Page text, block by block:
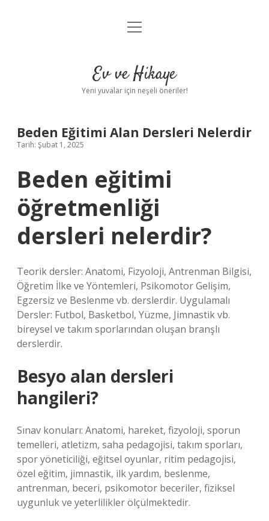
Anasayfa
Yasal Uyarı
menüyü
Ev ve Hikaye
Yeni yuvalar için neşeli öneriler!
Beden Eğitimi Alan Dersleri Nelerdir
Tarih: Şubat 1, 2025
Beden eğitimi
öğretmenliği
dersleri nelerdir?
Teorik dersler: Anatomi, Fizyoloji, Antrenman Bilgisi,
Öğretim İlke ve Yöntemleri, Psikomotor Gelişim,
Egzersiz ve Beslenme vb. derslerdir. Uygulamalı
Dersler: Futbol, ​​Basketbol, ​​Yüzme, Jimnastik vb.
bireysel ve takım sporlarından oluşan branşlı
derslerdir.
Besyo alan dersleri
hangileri?
Sınav konuları: Anatomi, hareket, fizyoloji, sporun
temelleri, atletizm, saha pedagojisi, takım sporları,
spor yöneticiliği, eğitsel oyunlar, ritim pedagojisi,
özel eğitim, jimnastik, ilk yardım, beslenme,
antrenman, beceri, psikomotor beceriler, fiziksel
uygunluk ve yeterlilikler ölçülmektedir.